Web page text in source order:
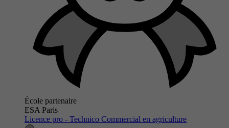
École partenaire
ESA Paris
Licence pro - Technico Commercial en agriculture